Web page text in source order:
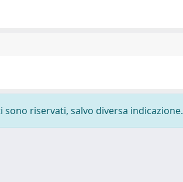
riservati, salvo diversa indicazione.